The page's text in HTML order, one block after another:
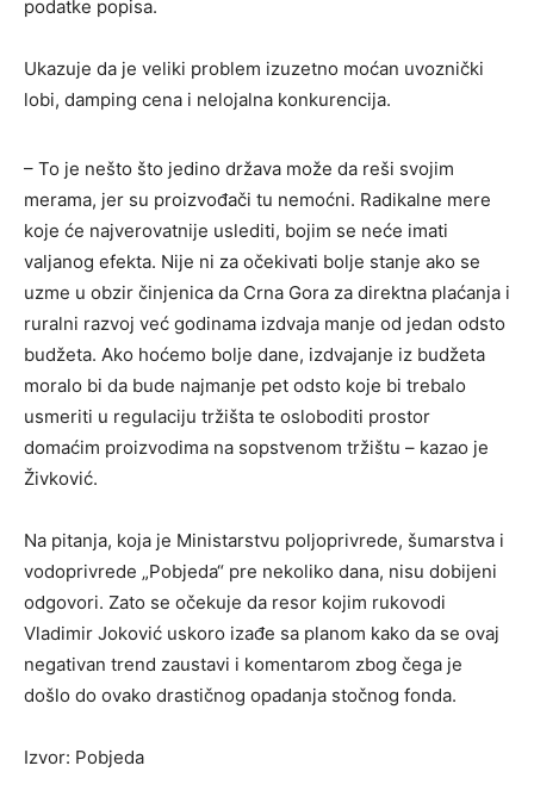
podatke popisa.
Ukazuje da je veliki problem izuzetno moćan uvoznički
lobi, damping cena i nelojalna konkurencija.
– To je nešto što jedino država može da reši svojim
merama, jer su proizvođači tu nemoćni. Radikalne mere
koje će najverovatnije uslediti, bojim se neće imati
valjanog efekta. Nije ni za očekivati bolje stanje ako se
uzme u obzir činjenica da Crna Gora za direktna plaćanja i
ruralni razvoj već godinama izdvaja manje od jedan odsto
budžeta. Ako hoćemo bolje dane, izdvajanje iz budžeta
moralo bi da bude najmanje pet odsto koje bi trebalo
usmeriti u regulaciju tržišta te osloboditi prostor
domaćim proizvodima na sopstvenom tržištu – kazao je
Živković.
Na pitanja, koja je Ministarstvu poljoprivrede, šumarstva i
vodoprivrede „Pobjeda“ pre nekoliko dana, nisu dobijeni
odgovori. Zato se očekuje da resor kojim rukovodi
Vladimir Joković uskoro izađe sa planom kako da se ovaj
negativan trend zaustavi i komentarom zbog čega je
došlo do ovako drastičnog opadanja stočnog fonda.
Izvor: Pobjeda